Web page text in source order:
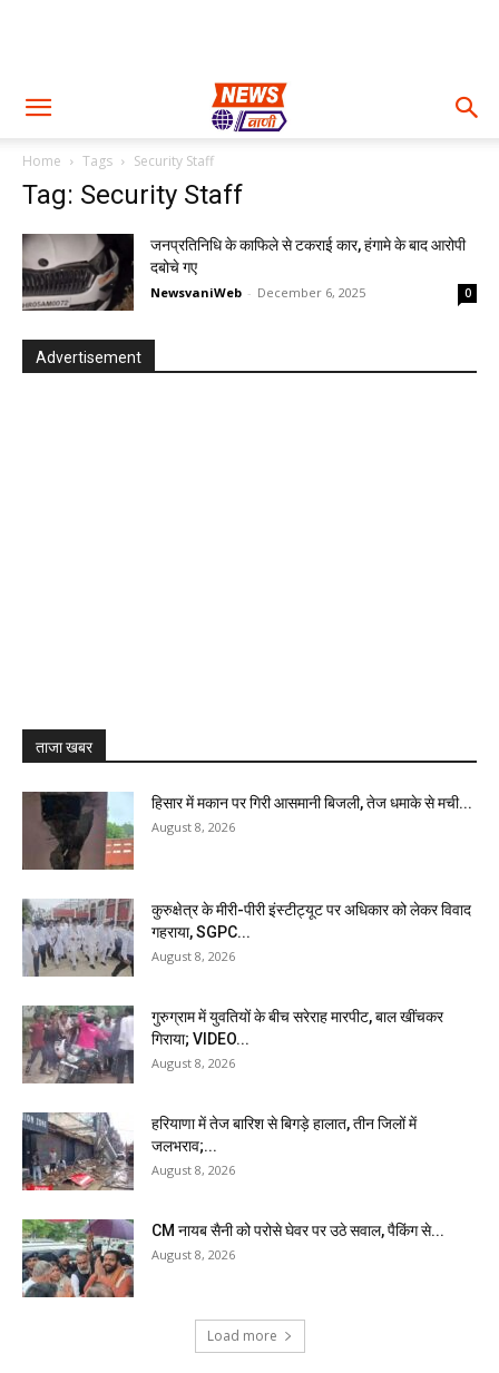
Home Tags Security Staff
Tag: Security Staff
जनप्रतिनिधि के काफिले से टकराई कार, हंगामे के बाद आरोपी
दबोचे गए
NewsvaniWeb - December 6, 2025 0
Advertisement
ताजा खबर
हिसार में मकान पर गिरी आसमानी बिजली, तेज धमाके से मची...
August 8, 2026
कुरुक्षेत्र के मीरी-पीरी इंस्टीट्यूट पर अधिकार को लेकर विवाद
गहराया, SGPC...
August 8, 2026
गुरुग्राम में युवतियों के बीच सरेराह मारपीट, बाल खींचकर
गिराया; VIDEO...
August 8, 2026
हरियाणा में तेज बारिश से बिगड़े हालात, तीन जिलों में
जलभराव;...
August 8, 2026
CM नायब सैनी को परोसे घेवर पर उठे सवाल, पैकिंग से...
August 8, 2026
Load more